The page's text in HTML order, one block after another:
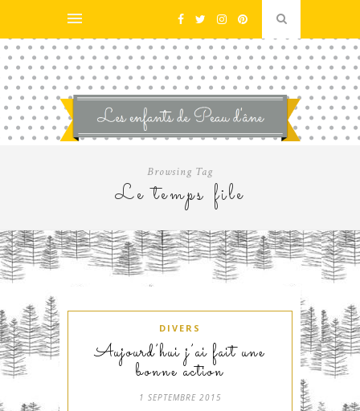
Browsing Tag
Le temps file
DIVERS
Aujourd’hui j’ai fait une
bonne action
1 SEPTEMBRE 2015